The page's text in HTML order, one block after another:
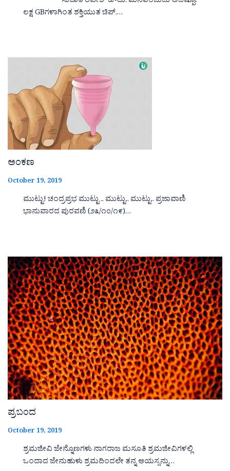
ಲಕ್ಷ GBಗಳಾಗಿಂತ ಶಕ್ತಿಯುತ ಚಿಪ್.…
ಅಂಕಣ
October 19, 2019
ಮುಟ್ಟು! ಚಂದ್ರಪ್ರಭ ಮುಟ್ಟು .. ಮುಟ್ಟು.. ಮುಟ್ಟು.. ಪ್ರಜಾವಾಣಿ
ಭಾನುವಾರದ ಪುರವಣಿ (೨೩/೧೦/೧೯)…
ಪ್ರಬಂದ
October 19, 2019
ಶ್ರಮಜೀವಿ ಜೇನ್ನೊಣಗಳು ನಾಗರಾಜ ಮಸೂತಿ ಶ್ರಮಜೀವಿಗಳಲ್ಲಿ
ಒಂದಾದ ಜೇನುಹುಳು ಶ್ರಮದಿಂದಲೇ ತನ್ನ ಆಯಸ್ಸನ್ನು…